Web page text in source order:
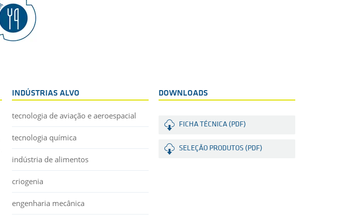
INDÚSTRIAS ALVO
tecnologia de aviação e aeroespacial
tecnologia química
indústria de alimentos
criogenia
engenharia mecânica
DOWNLOADS
FICHA TÉCNICA (PDF)
SELEÇÃO PRODUTOS (PDF)